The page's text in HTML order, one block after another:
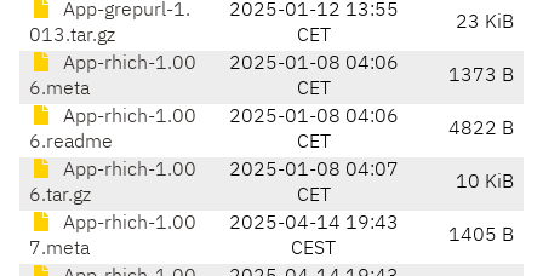
App-grepurl-1.
013.tar.gz
2025-01-12 13:55
CET
23 KiB
App-rhich-1.00
6.meta
2025-01-08 04:06
CET
1373 B
App-rhich-1.00
6.readme
2025-01-08 04:06
CET
4822 B
App-rhich-1.00
6.tar.gz
2025-01-08 04:07
CET
10 KiB
App-rhich-1.00
7.meta
2025-04-14 19:43
CEST
1405 B